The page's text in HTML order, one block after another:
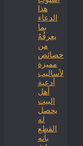
هذا
الدعاء
بما
يعرفُهُ
من
خصائص
مميزة
لأساليب
أدعية
أهل
البيت
يحصل
له
القطع
بأنه